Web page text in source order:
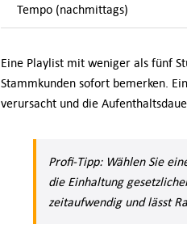
Tempo (nachmittags)
Eine Playlist mit weniger als fünf
Stammkunden sofort bemerken.
verursacht und die
Profi-Tipp: Wählen Sie
die Einhaltung
zeitaufwendig und lässt